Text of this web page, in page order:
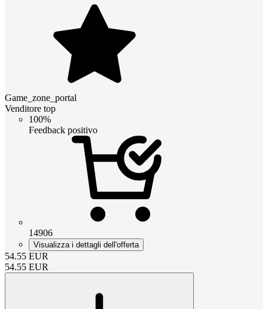
Game_zone_portal
Venditore top
100%
Feedback positivo
14906
Visualizza i dettagli dell'offerta
54.55 EUR
54.55 EUR